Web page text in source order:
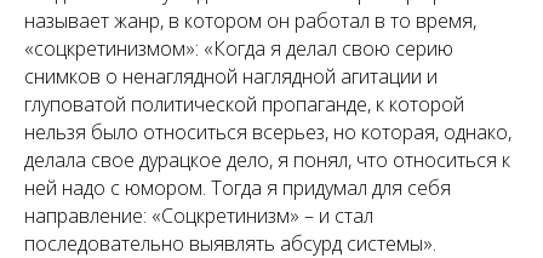
называет жанр, в котором он работал в то время,
«соцкретинизмом»: «Когда я делал свою серию
снимков о ненаглядной наглядной агитации и
глуповатой политической пропаганде, к которой
нельзя было относиться всерьез, но которая, однако,
делала свое дурацкое дело, я понял, что относиться к
ней надо с юмором. Тогда я придумал для себя
направление: «Соцкретинизм» – и стал
последовательно выявлять абсурд системы».